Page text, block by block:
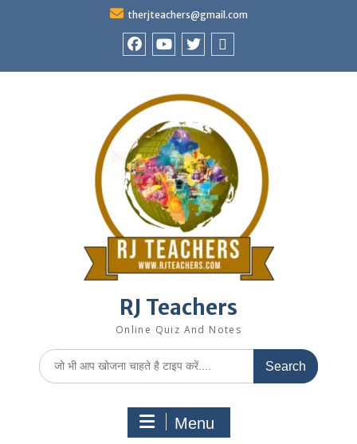
therjteachers@gmail.com
RJ Teachers
Online Quiz And Notes
Search
for:
Menu